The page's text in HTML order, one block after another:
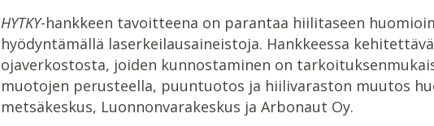
HYTKY-hankkeen tavoitteena on parantaa hiilitaseen
hyödyntämällä laserkeilausaineistoja. Hankkeessa
ojaverkostosta, joiden kunnostaminen on
muotojen perusteella, puuntuotos ja hiilivaraston muutos
metsäkeskus, Luonnonvarakeskus ja Arbonaut Oy.